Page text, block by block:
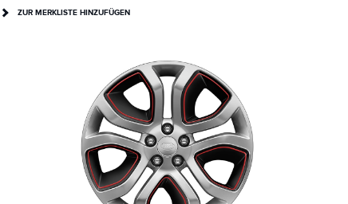
ZUR MERKLISTE HINZUFÜGEN